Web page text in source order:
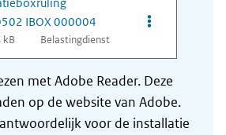
IBOX 000004
kB Belastingdienst
Opties van
met Adobe Reader. Deze
op de website van Adobe.
voor de installatie